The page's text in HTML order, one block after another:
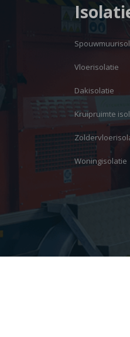
Vloerisolatie
Dakisolatie
Kruipruimte
Woningisolatie